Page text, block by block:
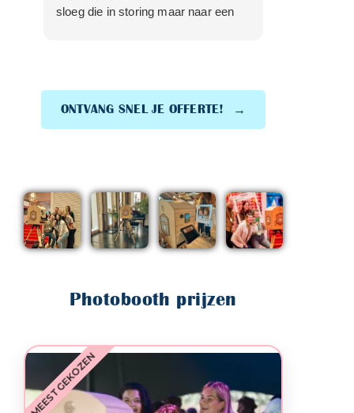
sloeg die in storing maar naar een
een link krijgt waar alle foto strips in
staan maar ook nog eens alle foto's
ONTVANG SNEL JE OFFERTE!
Photobooth prijzen